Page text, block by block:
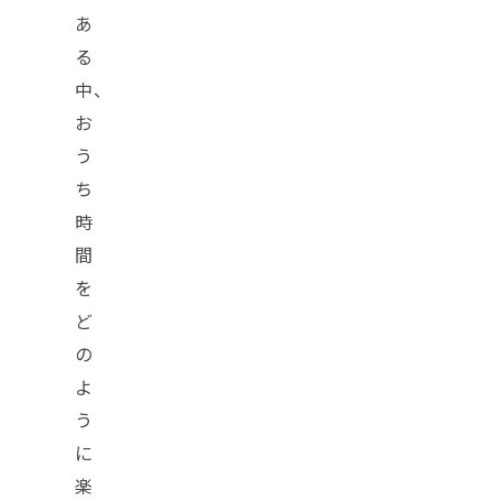
あ
る
中、
お
う
ち
時
間
を
ど
の
よ
う
に
楽